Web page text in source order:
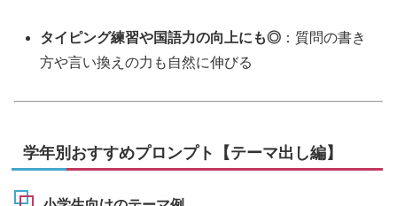
タイピング練習や国語力の向上にも◎ ：質問の書き
方や言い換えの力も自然に伸びる
学年別おすすめプロンプト【テーマ出し編】